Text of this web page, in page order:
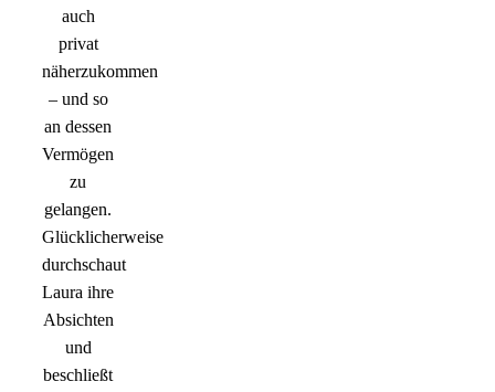
auch
privat
näherzukommen
– und so
an dessen
Vermögen
zu
gelangen.
Glücklicherweise
durchschaut
Laura ihre
Absichten
und
beschließt